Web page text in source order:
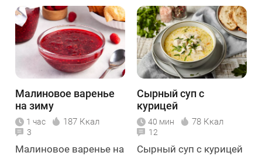
Малиновое варенье
на зиму
1 час 187 Ккал
3
Малиновое варенье на
Сырный суп с
курицей
40 мин 78 Ккал
12
Сырный суп с курицей